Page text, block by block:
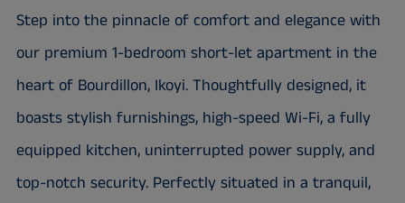
Step into the pinnacle of comfort and elegance with
our premium 1-bedroom short-let apartment in the
heart of Bourdillon, Ikoyi. Thoughtfully designed, it
boasts stylish furnishings, high-speed Wi-Fi, a fully
equipped kitchen, uninterrupted power supply, and
top-notch security. Perfectly situated in a tranquil,